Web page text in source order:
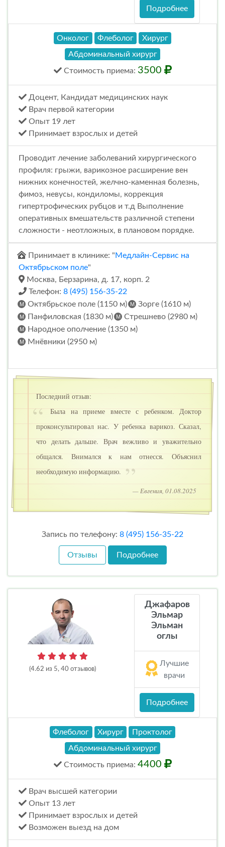
Подробнее
Онколог Флеболог
Хирург
Абдоминальный хирург
Стоимость приема: 3500
Доцент, Кандидат медицинских наук
Врач первой категории
Опыт 19 лет
Принимает взрослых и детей
Проводит лечение заболеваний хирургического
профиля: грыжи, варикозное расширение вен
нижних конечностей, желчно-каменная болезнь,
фимоз, невусы, кондиломы, коррекция
гипертрофических рубцов и т.д Выполнение
оперативных вмешательств различной степени
сложности - неотложных, в плановом порядке.
Принимает в клинике: "Медлайн-Сервис на
Октябрьском поле"
Москва, Берзарина, д. 17, корп. 2
Телефон: 8 (495) 156-35-22
Октябрьское поле (1150 м)
Зорге (1610 м)
Панфиловская (1830 м)
Стрешнево (2980 м)
Народное ополчение (1350 м)
Мнёвники (2950 м)
Последний отзыв:
Была на приеме вместе с ребенком. Доктор
проконсультировал нас. У ребенка варикоз. Сказал,
что делать дальше. Врач вежливо и уважительно
общался. Внимался к нам отнесся. Объяснил
необходимую информацию.
— Евгения, 01.08.2025
Запись по телефону: 8 (495) 156-35-22
Отзывы Подробнее
(4.62 из 5, 40 отзывов)
Джафаров
Эльмар
Эльман
оглы
Лучшие
врачи
Подробнее
Флеболог Хирург
Проктолог
Абдоминальный хирург
Стоимость приема: 4400
Врач высшей категории
Опыт 13 лет
Принимает взрослых и детей
Возможен выезд на дом